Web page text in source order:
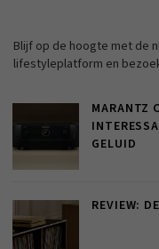
Blijf op de hoogte met de
lifestyleplatform en
MARANTZ
GELUID
REVIEW: